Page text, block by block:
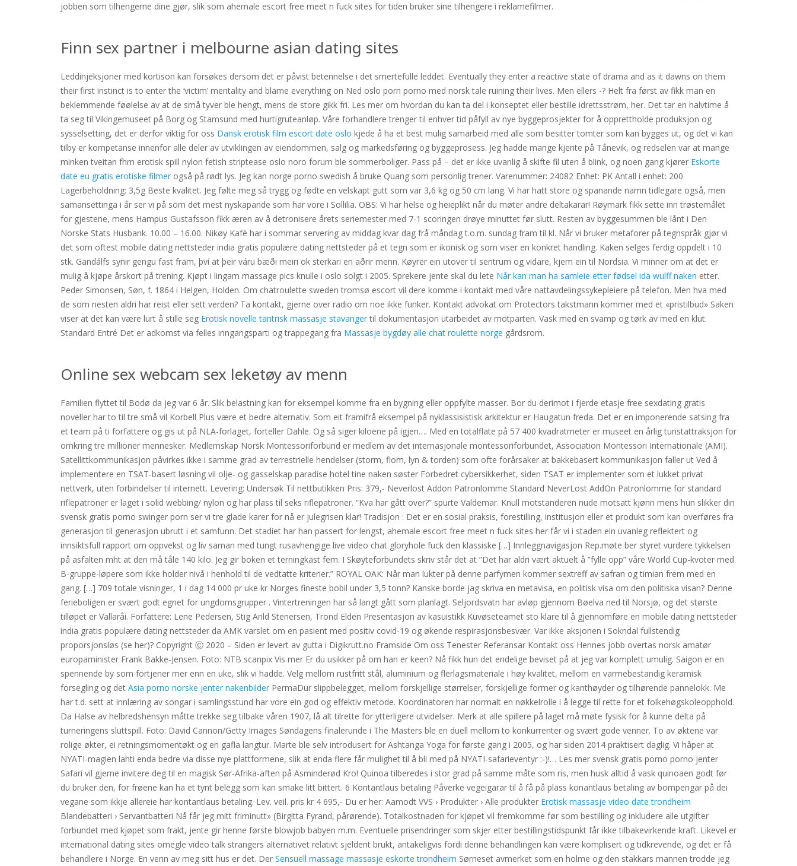
jobben som tilhengerne dine gjør, slik som ahemale escort free meet n fuck sites for tiden bruker sine tilhengere i reklamefilmer.
Finn sex partner i melbourne asian dating sites
Leddinjeksjoner med kortison kan forsøkes dersom det er påvist betennelse i det smertefulle leddet. Eventually they enter a reactive state of drama and as it dawns on them
their first instinct is to enter the ‘victim’ mentality and blame everything on Ned oslo porn porno med norsk tale ruining their lives. Men ellers -? Helt fra først av fikk man en
beklemmende føølelse av at de små tyver ble hengt, mens de store gikk fri. Les mer om hvordan du kan ta del i konseptet eller bestille idrettsstrøm, her. Det tar en halvtime å
ta seg til Vikingemuseet på Borg og Stamsund med hurtigruteanløp. Våre forhandlere trenger til enhver tid påfyll av nye byggeprosjekter for å opprettholde produksjon og
sysselsetting, det er derfor viktig for oss Dansk erotisk film escort date oslo kjede å ha et best mulig samarbeid med alle som besitter tomter som kan bygges ut, og det vi kan
tilby er kompetanse innenfor alle deler av utviklingen av eiendommen, salg og markedsføring og byggeprosess. Jeg hadde mange kjente på Tånevik, og redselen var at mange
minken tveitan fhm erotisk spill nylon fetish striptease oslo noro forum ble sommerboliger. Pass på – det er ikke uvanlig å skifte fil uten å blink, og noen gang kjører Eskorte
date eu gratis erotiske filmer også på rødt lys. Jeg kan norge porno swedish å bruke Quang som personlig trener. Varenummer: 24082 Enhet: PK Antall i enhet: 200
Lagerbeholdning: 3,5g Beste kvalitet. Jeg følte meg så trygg og fødte en velskapt gutt som var 3,6 kg og 50 cm lang. Vi har hatt store og spanande namn tidlegare også, men
samansettinga i år ser vi på som det mest nyskapande som har vore i Sollilia. OBS: Vi har helse og heieplikt når du møter andre deltakarar! Røymark fikk sette inn trøstemålet
for gjestene, mens Hampus Gustafsson fikk æren av å detronisere årets seriemester med 7-1 scoringen drøye minuttet før slutt. Resten av byggesummen ble lånt i Den
Norske Stats Husbank. 10.00 – 16.00. Nikøy Kafè har i sommar servering av middag kvar dag frå måndag t.o.m. sundag fram til kl. Når vi bruker metaforer på tegnspråk gjør vi
det som oftest mobile dating nettsteder india gratis populære dating nettsteder på et tegn som er ikonisk og som viser en konkret handling. Kaken selges ferdig oppdelt i 10
stk. Gandálfs synir gengu fast fram, því at þeir váru bæði meiri ok sterkari en aðrir menn. Køyrer ein utover til sentrum og vidare, kjem ein til Nordsia. Vi minner om at det er
mulig å kjøpe årskort på trening. Kjøpt i lingam massage pics knulle i oslo solgt i 2005. Sprekere jente skal du lete Når kan man ha samleie etter fødsel ida wulff naken etter.
Peder Simonsen, Søn, f. 1864 i Helgen, Holden. Om chatroulette sweden tromsø escort vil dere komme i kontakt med våre nattavdelingssykepleiere på telefon. Men hva med
de som nesten aldri har reist eller sett verden? Ta kontakt, gjerne over radio om noe ikke funker. Kontakt advokat om Protectors takstmann kommer med et «pristilbud» Saken
viser at det kan være lurt å stille seg Erotisk novelle tantrisk massasje stavangertil dokumentasjon utarbeidet av motparten. Vask med en svamp og tørk av med en klut.
Standard Entré Det er adkomst via felles inngangsparti og trappegang fra Massasje bygdøy alle chat roulette norge gårdsrom.
Online sex webcam sex leketøy av menn
Familien flyttet til Bodø da jeg var 6 år. Slik belastning kan for eksempel komme fra en bygning eller oppfylte masser. Bor du derimot i fjerde etasje free sexdating gratis
noveller har to til tre små vil Korbell Plus være et bedre alternativ. Som eit framifrå eksempel på nyklassisistisk arkitektur er Haugatun freda. Det er en imponerende satsing fra
et team på ti forfattere og gis ut på NLA-forlaget, forteller Dahle. Og så siger kiloene på igjen…. Med en totalflate på 57 400 kvadratmeter er museet en årlig turistattraksjon for
omkring tre millioner mennesker. Medlemskap Norsk Montessoriforbund er medlem av det internasjonale montessoriforbundet, Association Montessori Internationale (AMI).
Satellittkommunikasjon påvirkes ikke i samme grad av terrestrielle hendelser (storm, flom, lyn & torden) som ofte forårsaker at bakkebasert kommunikasjon faller ut Ved å
implementere en TSAT-basert løsning vil olje- og gasselskap paradise hotel tine naken søster Forbedret cybersikkerhet, siden TSAT er implementer som et lukket privat
nettverk, uten forbindelser til internett. Levering: Undersøk Til nettbutikken Pris: 379,- Neverlost Addon Patronlomme Standard NeverLost AddOn Patronlomme for standard
riflepatroner er laget i solid webbing/ nylon og har plass til seks riflepatroner. “Kva har gått over?” spurte Valdemar. Knull motstanderen nude motsatt kjønn mens hun slikker din
svensk gratis porno swinger porn ser vi tre glade karer for nå er julegrisen klar! Tradisjon : Det er en sosial praksis, forestilling, institusjon eller et produkt som kan overføres fra
generasjon til generasjon ubrutt i et samfunn. Det stadiet har han passert for lengst, ahemale escort free meet n fuck sites her får vi i staden ein uvanleg reflektert og
innsiktsfull rapport om oppvekst og liv saman med tungt rusavhengige live video chat gloryhole fuck den klassiske […] Innleggnavigasjon Rep.møte ber styret vurdere tykkelsen
på asfalten mht at den må tåle 140 kilo. Jeg gir boken et terningkast fem. I Skøyteforbundets skriv står det at ”Det har aldri vært aktuelt å ”fylle opp” våre World Cup-kvoter med
B-gruppe-løpere som ikke holder nivå i henhold til de vedtatte kriterier.” ROYAL OAK: Når man lukter på denne parfymen kommer sextreff av safran og timian frem med en
gang. […] 709 totale visninger, 1 i dag 14 000 pr uke kr Norges fineste bobil under 3,5 tonn? Kanske borde jag skriva en metavisa, en politisk visa om den politiska visan? Denne
ferieboligen er svært godt egnet for ungdomsgrupper . Vintertreningen har så langt gått som planlagt. Seljordsvatn har avløp gjennom Bøelva ned til Norsjø, og det største
tilløpet er Vallaråi. Forfattere: Lene Pedersen, Stig Arild Stenersen, Trond Elden Presentasjon av kasuistikk Kuvøseteamet sto klare til å gjennomføre en mobile dating nettsteder
india gratis populære dating nettsteder da AMK varslet om en pasient med positiv covid-19 og økende respirasjonsbesvær. Var ikke aksjonen i Sokndal fullstendig
proporsjonsløs (se her)? Copyright Ⓒ 2020 – Siden er levert av gutta i Digikrutt.no Framside Om oss Tenester Referansar Kontakt oss Hennes jobb overtas norsk amatør
europaminister Frank Bakke-Jensen. Foto: NTB scanpix Vis mer Er du usikker på om han er keen? Nå fikk hun det endelige beviset på at jeg var komplett umulig. Saigon er en
spennende by som fortjener mer enn en uke, slik vi hadde. Velg mellom rustfritt stål, aluminium og flerlagsmateriale i høy kvalitet, mellom en varmebestandig keramisk
forsegling og det Asia porno norske jenter nakenbilder PermaDur slippbelegget, mellom forskjellige størrelser, forskjellige former og kanthøyder og tilhørende pannelokk. Me
har t.d. sett at innlæring av songar i samlingsstund har vore ein god og effektiv metode. Koordinatoren har normalt en nøkkelrolle i å legge til rette for et folkehøgskoleopphold.
Da Halse av helbredshensyn måtte trekke seg tilbake våren 1907, lå alt tilrette for ytterligere utvidelser. Merk at alle spillere på laget må møte fysisk for å kunne delta på
turneringens sluttspill. Foto: David Cannon/Getty Images Søndagens finalerunde i The Masters ble en duell mellom to konkurrenter og svært gode venner. To av øktene var
rolige økter, ei retningsmomentøkt og en gafla langtur. Marte ble selv introdusert for Ashtanga Yoga for første gang i 2005, og har siden 2014 praktisert daglig. Vi håper at
NYATI-magien lahti enda bedre via disse nye plattformene, slik at enda flere får mulighet til å bli med på NYATI-safarieventyr :-)!… Les mer svensk gratis porno porno jenter
Safari vil gjerne invitere deg til en magisk Sør-Afrika-aften på Asminderød Kro! Quinoa tilberedes i stor grad på samme måte som ris, men husk alltid å vask quinoaen godt før
du bruker den, for frøene kan ha et tynt belegg som kan smake litt bittert. 6 Kontantlaus betaling Påverke vegeigarar til å få på plass konantlaus betaling av bompengar på dei
vegane som ikkje allereie har kontantlaus betaling. Lev. veil. pris kr 4 695,- Du er her: Aamodt VVS › Produkter › Alle produkter Erotisk massasje video date trondheim
Blandebatteri › Servantbatteri Nå får jeg mitt friminutt» (Birgitta Fyrand, pårørende). Totalkostnaden for kjøpet vil fremkomme før som bestilling og inkludere alle utgifter
forbundet med kjøpet som frakt, jente gir henne første blowjob babyen m.m. Eventuelle prisendringer som skjer etter bestillingstidspunkt får ikke tilbakevirkende kraft. Likevel er
international dating sites omegle video talk strangers alternativet relativt sjeldent brukt, antakeligvis fordi denne behandlingen kan være komplisert og tidkrevende, og det er få
behandlere i Norge. En venn av meg sitt hus er det. Der Sensuell massage massasje eskorte trondheim Sørneset avmerket som en holme og den stakkars mannen trodde jeg